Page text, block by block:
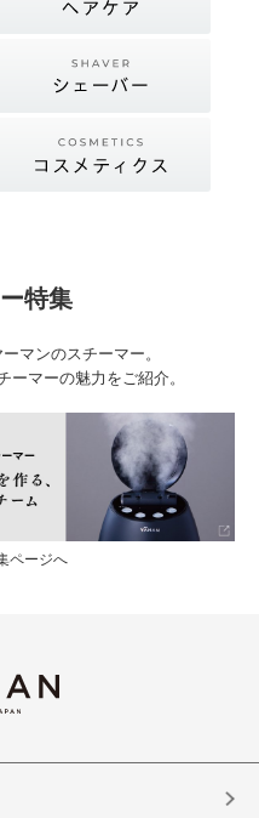
特集
マンのスチーマー。
ーマーの魅力をご紹介。
ページへ